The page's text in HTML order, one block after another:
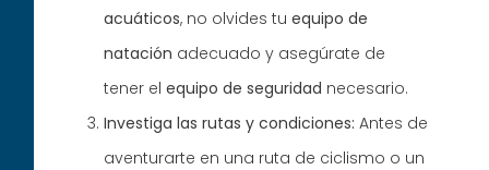
acuáticos, no olvides tuequipo de
natación adecuado y asegúrate de
tener elequipo de seguridad necesario.
Investiga las rutas y condiciones: Antes de
aventurarte en una ruta de ciclismo o un